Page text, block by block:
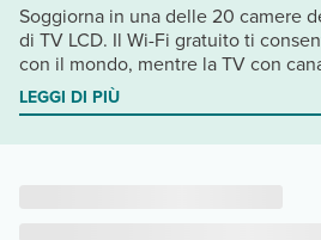
Soggiorna in una delle 20 camere
di TV LCD. Il Wi-Fi gratuito ti
con il mondo, mentre la TV con
LEGGI DI PIÙ